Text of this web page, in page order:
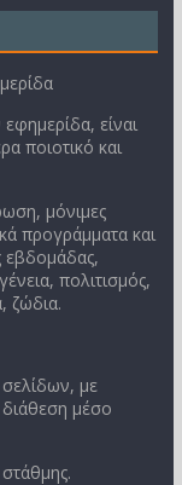
είναι
ποιοτικό και
μόνιμες
προγράμματα και
εβδομάδας,
πολιτισμός,
ζώδια.
με
μέσο